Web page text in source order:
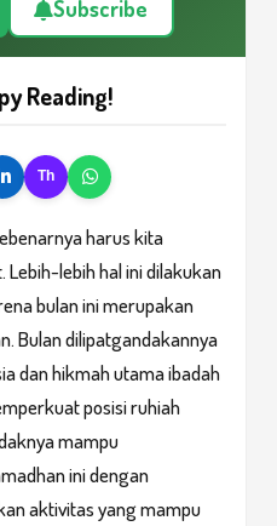
Subscribe
Reading!
Th
harus kita
Lebih-lebih hal ini dilakukan
bulan ini merupakan
Bulan dilipatgandakannya
dan hikmah utama ibadah
posisi ruhiah
mampu
ini dengan
aktivitas yang mampu